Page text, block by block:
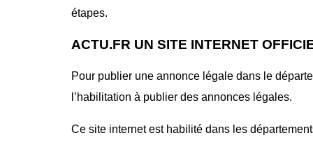
étapes.
ACTU.FR UN SITE INTERNET
Pour publier une annonce légale dans le
l’habilitation à publier des annonces légales.
Ce site internet est habilité dans les